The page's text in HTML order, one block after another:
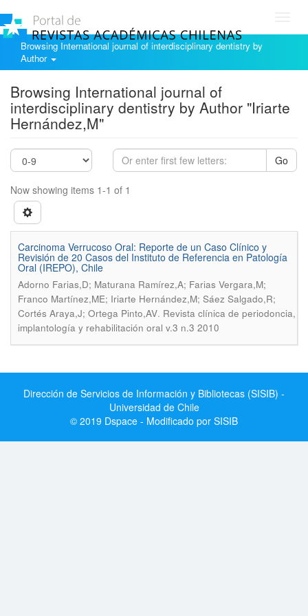
Browsing International journal of interdisciplinary dentistry by
Author
Browsing International journal of
interdisciplinary dentistry by Author "Iriarte
Hernández,M"
Go
Now showing items 1-1 of 1
Carcinoma Verrucoso Oral: Reporte de un Caso Clínico y
Revisión de 20 Casos del Instituto de Referencia en Patología
Oral (IREPO), Chile
Adorno Farias,D; Maturana Ramírez,A; Farias Vergara,M;
Franco Martínez,ME; Iriarte Hernández,M; Sáez Salgado,R;
Cortés Araya,J; Ortega Pinto,AV. Revista clínica de periodoncia,
implantología y rehabilitación oral v.3 n.3 2010
Dirección de Servicios de Información y Bibliotecas (SISIB) -
Universidad de Chile
© 2019 Dspace - Modificado por SISIB